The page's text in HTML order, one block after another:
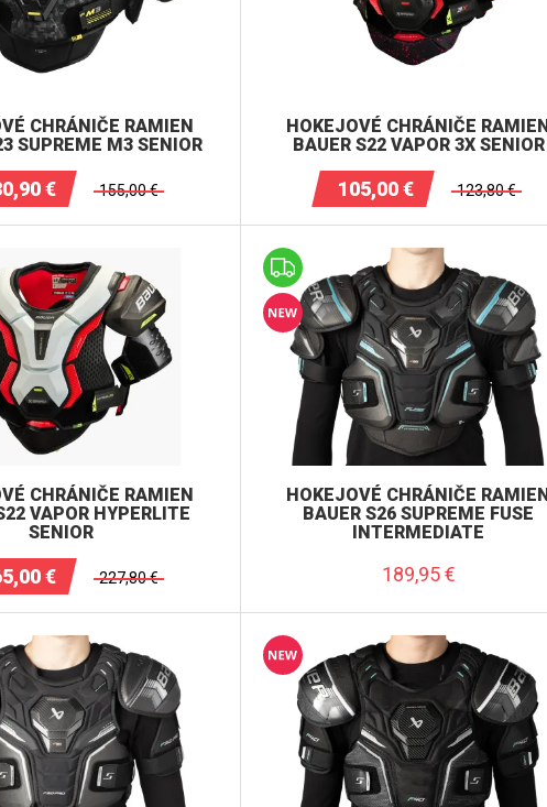
CHRÁNIČE RAMIEN
SUPREME M3 SENIOR
€ 155,00€
HOKEJOVÉ CHRÁNIČE RAMIEN
BAUER S22 VAPOR 3X SENIOR
105,00€ 123,80€
CHRÁNIČE RAMIEN
VAPOR HYPERLITE
SENIOR
€ 227,80€
HOKEJOVÉ CHRÁNIČE RAMIEN
BAUER S26 SUPREME FUSE
INTERMEDIATE
189,95€